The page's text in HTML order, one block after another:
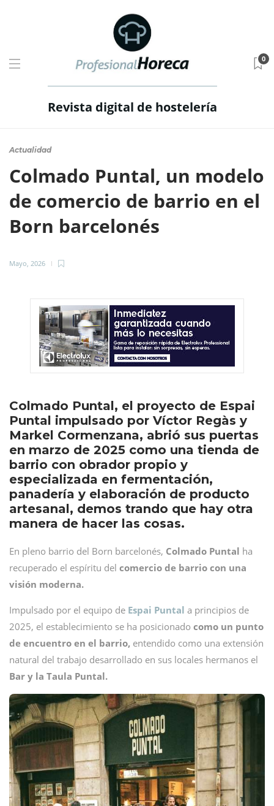
Revista digital de hostelería
0
Actualidad
Colmado Puntal, un modelo
de comercio de barrio en el
Born barcelonés
Mayo, 2026
Colmado Puntal, el proyecto de Espai
Puntal impulsado por Víctor Regàs y
Markel Cormenzana, abrió sus puertas
en marzo de 2025 como una tienda de
barrio con obrador propio y
especializada en fermentación,
panadería y elaboración de producto
artesanal, demos trando que hay otra
manera de hacer las cosas.
En pleno barrio del Born barcelonés, Colmado Puntal ha
recuperado el espíritu del comercio de barrio con una
visión moderna.
Impulsado por el equipo de Espai Puntal a principios de
2025, el establecimiento se ha posicionado como un punto
de encuentro en el barrio, entendido como una extensión
natural del trabajo desarrollado en sus locales hermanos el
Bar y la Taula Puntal.